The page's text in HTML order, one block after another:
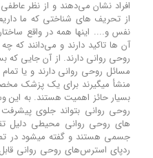
افراد نشان می‌دهند و از نظر
از تحریف های شناختی که ما
نفس و.... اینها همه در واقع
آن ها تاکید دارند و می‌دانند
روحی روانی دارند. از آن جایی
مسائل روحی روانی دارند و یا
منشأ میگیرند برای یک پزشک
بسیار حائز اهمیت هستند. به این
روحی روانی بتواند جلوی
جسمی هستند و گفته میشود در
ردپای استرس‌های روحی روانی